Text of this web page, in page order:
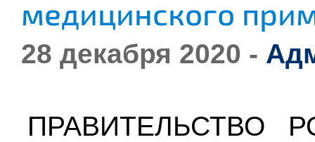
медицинского
28 декабря 2020 -
ПРАВИТЕЛЬСТВО